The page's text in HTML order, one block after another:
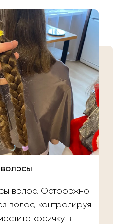
волос. Осторожно
волос, контролируя
косичку в